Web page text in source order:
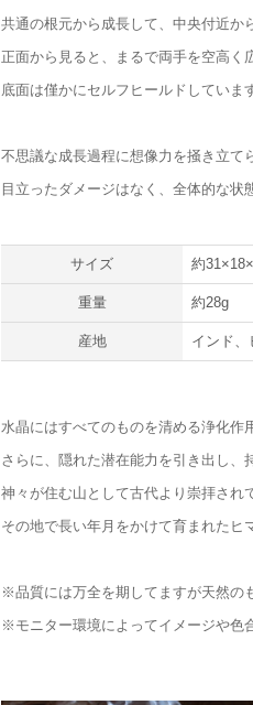
共通の根元から成長して、中央付近か
正面から見ると、まるで両手を空高く
底面は僅かにセルフヒールドしていま
不思議な成長過程に想像力を掻き立て
目立ったダメージはなく、全体的な状
サイズ 約
重量 約28g
産地 インド
水晶にはすべてのものを清める浄化作
さらに、隠れた潜在能力を引き出し、
神々が住む山として古代より崇拝され
その地で長い年月をかけて育まれたヒ
※品質には万全を期してますが天然の
※モニター環境によってイメージや色